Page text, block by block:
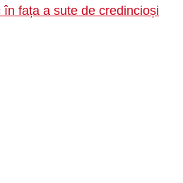
fața a sute de credincioși